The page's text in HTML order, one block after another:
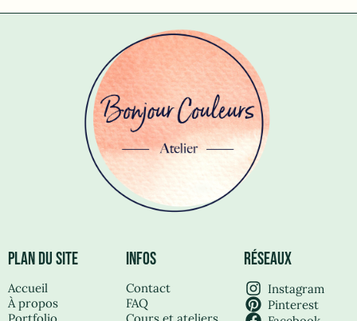
PLAN DU SITE
Accueil
À propos
INFOS
Contact
FAQ
RÉSEAUX
Instagram
Pinterest